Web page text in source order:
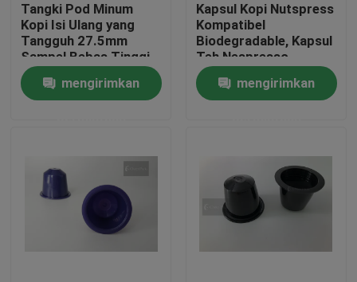
Tur Pabrik
Kontrol Kualitas
Minta Kutipan
Cap Ujung Plastik
Tangki Pod Minum
Kopi Isi Ulang yang
Tangguh 27.5mm
Sampel Bebas Tinggi
mengirimkan
Kapsul Kopi Nutspress
Kompatibel
Biodegradable, Kapsul
Teh Nespresso
Polypropylene
mengirimkan